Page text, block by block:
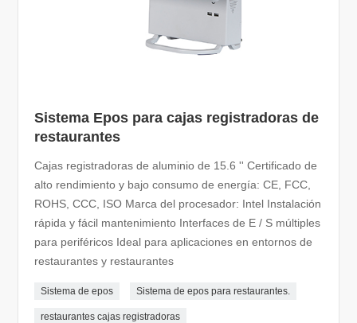
Sistema Epos para cajas registradoras de
restaurantes
Cajas registradoras de aluminio de 15.6 '' Certificado de
alto rendimiento y bajo consumo de energía: CE, FCC,
ROHS, CCC, ISO Marca del procesador: Intel Instalación
rápida y fácil mantenimiento Interfaces de E / S múltiples
para periféricos Ideal para aplicaciones en entornos de
restaurantes y restaurantes
Sistema de epos Sistema de epos para restaurantes.
restaurantes cajas registradoras